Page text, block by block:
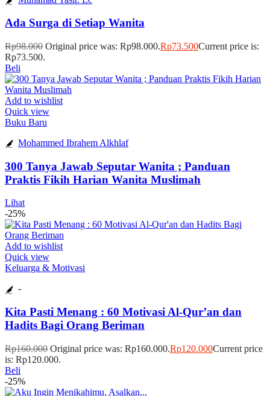
Ada Surga di Setiap Wanita
Rp98.000 Original price was: Rp98.000.Rp73.500Current price is:
Rp73.500.
Beli
Add to wishlist
Quick view
Buku Baru
Mohammed Ibrahem Alkhlaf
300 Tanya Jawab Seputar Wanita ; Panduan
Praktis Fikih Harian Wanita Muslimah
Lihat
-25%
Add to wishlist
Quick view
Keluarga & Motivasi
-
Kita Pasti Menang : 60 Motivasi Al-Qur’an dan
Hadits Bagi Orang Beriman
Rp160.000 Original price was: Rp160.000.Rp120.000Current price
is: Rp120.000.
Beli
-25%